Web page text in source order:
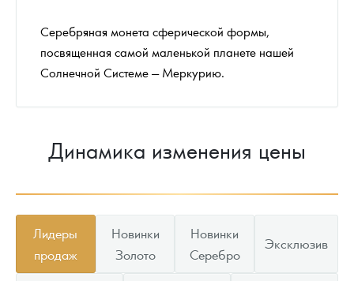
Серебряная монета сферической формы,
посвященная самой маленькой планете нашей
Солнечной Системе — Меркурию.
Динамика изменения цены
Лидеры
продаж
Новинки
Золото
Новинки
Серебро
Эксклюзив